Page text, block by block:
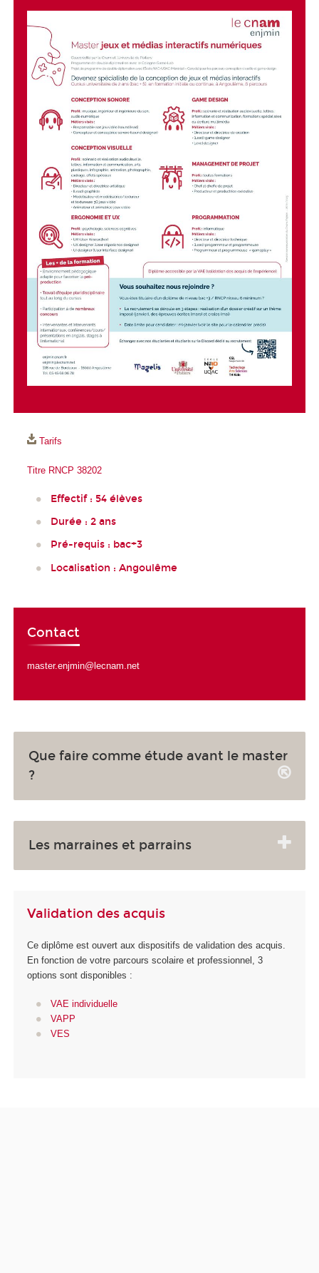
Tarifs
Titre RNCP 38202
Effectif : 54 élèves
Durée : 2 ans
Pré-requis : bac+3
Localisation : Angoulême
Contact
master.enjmin@lecnam.net
Que faire comme étude avant le master
?
Les marraines et parrains
Validation des acquis
Ce diplôme est ouvert aux dispositifs de validation des acquis.
En fonction de votre parcours scolaire et professionnel, 3
options sont disponibles :
VAE individuelle
VAPP
VES